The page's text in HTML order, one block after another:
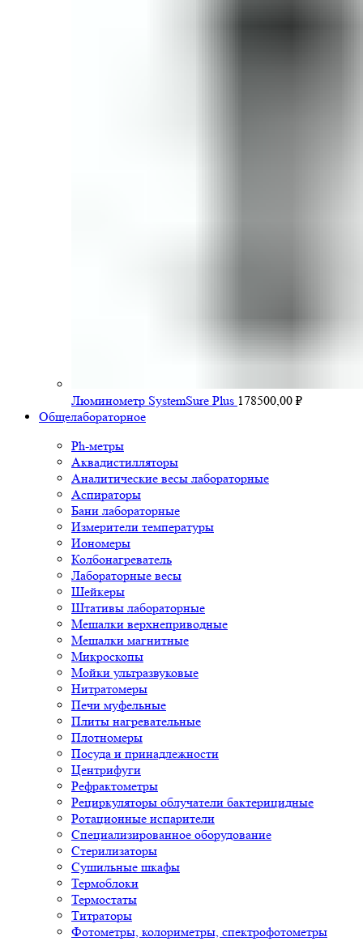
Люминометр SystemSure Plus 178500,00 ₽
Общелабораторное
Ph-метры
Аквадистилляторы
Аналитические весы лабораторные
Аспираторы
Бани лабораторные
Измерители температуры
Иономеры
Колбонагреватель
Лабораторные весы
Шейкеры
Штативы лабораторные
Мешалки верхнеприводные
Мешалки магнитные
Микроскопы
Мойки ультразвуковые
Нитратомеры
Печи муфельные
Плиты нагревательные
Плотномеры
Посуда и принадлежности
Центрифуги
Рефрактометры
Рециркуляторы облучатели бактерицидные
Ротационные испарители
Специализированное оборудование
Стерилизаторы
Сушильные шкафы
Термоблоки
Термостаты
Титраторы
Фотометры, колориметры, спектрофотометры